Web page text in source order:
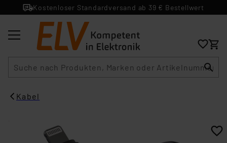
Kostenloser Standardversand ab 39 € Bestellwert
Kabel